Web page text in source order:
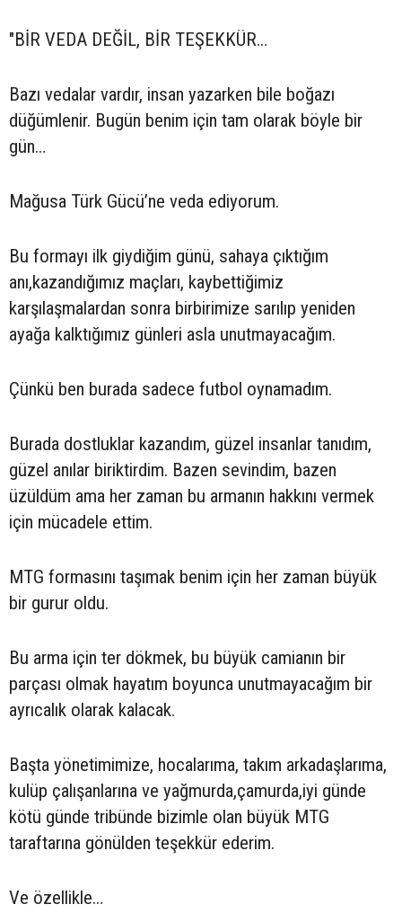
"BİR VEDA DEĞİL, BİR TEŞEKKÜR…
Bazı vedalar vardır, insan yazarken bile boğazı
düğümlenir. Bugün benim için tam olarak böyle bir
gün…
Mağusa Türk Gücü’ne veda ediyorum.
Bu formayı ilk giydiğim günü, sahaya çıktığım
anı,kazandığımız maçları, kaybettiğimiz
karşılaşmalardan sonra birbirimize sarılıp yeniden
ayağa kalktığımız günleri asla unutmayacağım.
Çünkü ben burada sadece futbol oynamadım.
Burada dostluklar kazandım, güzel insanlar tanıdım,
güzel anılar biriktirdim. Bazen sevindim, bazen
üzüldüm ama her zaman bu armanın hakkını vermek
için mücadele ettim.
MTG formasını taşımak benim için her zaman büyük
bir gurur oldu.
Bu arma için ter dökmek, bu büyük camianın bir
parçası olmak hayatım boyunca unutmayacağım bir
ayrıcalık olarak kalacak.
Başta yönetimimize, hocalarıma, takım arkadaşlarıma,
kulüp çalışanlarına ve yağmurda,çamurda,iyi günde
kötü günde tribünde bizimle olan büyük MTG
taraftarına gönülden teşekkür ederim.
Ve özellikle…